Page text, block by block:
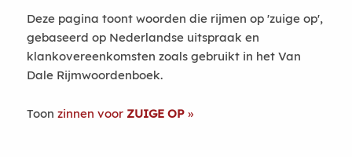
Deze pagina toont woorden die rijmen op 'zuige op',
gebaseerd op Nederlandse uitspraak en
klankovereenkomsten zoals gebruikt in het Van
Dale Rijmwoordenboek.
Toon zinnen voor ZUIGE OP